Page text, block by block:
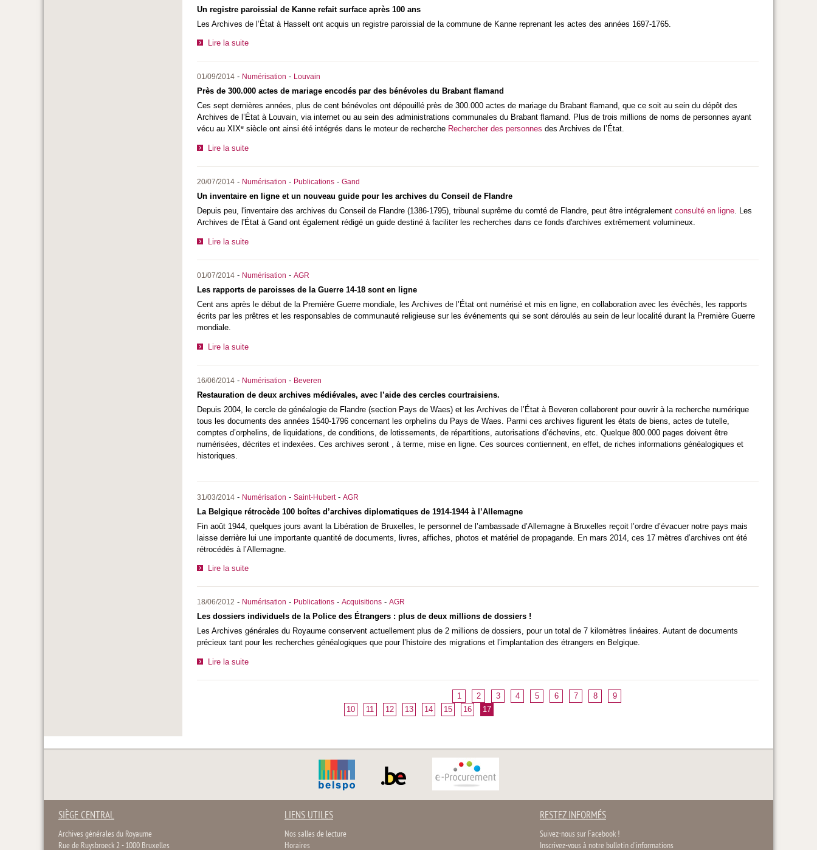
Un registre paroissial de Kanne refait surface après 100 ans
Les Archives de l’État à Hasselt ont acquis un registre paroissial de la commune de Kanne reprenant les actes des années 1697-1765.
Lire la suite
01/09/2014 - Numérisation - Louvain
Près de 300.000 actes de mariage encodés par des bénévoles du Brabant flamand
Ces sept dernières années, plus de cent bénévoles ont dépouillé près de 300.000 actes de mariage du Brabant flamand, que ce soit au sein du dépôt des
Archives de l’État à Louvain, via internet ou au sein des administrations communales du Brabant flamand. Plus de trois millions de noms de personnes ayant
vécu au XIXe siècle ont ainsi été intégrés dans le moteur de recherche Rechercher des personnes des Archives de l’État.
Lire la suite
20/07/2014 - Numérisation - Publications - Gand
Un inventaire en ligne et un nouveau guide pour les archives du Conseil de Flandre
Depuis peu, l'inventaire des archives du Conseil de Flandre (1386-1795), tribunal suprême du comté de Flandre, peut être intégralement consulté en ligne. Les
Archives de l'État à Gand ont également rédigé un guide destiné à faciliter les recherches dans ce fonds d'archives extrêmement volumineux.
Lire la suite
01/07/2014 - Numérisation - AGR
Les rapports de paroisses de la Guerre 14-18 sont en ligne
Cent ans après le début de la Première Guerre mondiale, les Archives de l’État ont numérisé et mis en ligne, en collaboration avec les évêchés, les rapports
écrits par les prêtres et les responsables de communauté religieuse sur les événements qui se sont déroulés au sein de leur localité durant la Première Guerre
mondiale.
Lire la suite
16/06/2014 - Numérisation - Beveren
Restauration de deux archives médiévales, avec l’aide des cercles courtraisiens.
Depuis 2004, le cercle de généalogie de Flandre (section Pays de Waes) et les Archives de l’État à Beveren collaborent pour ouvrir à la recherche numérique
tous les documents des années 1540-1796 concernant les orphelins du Pays de Waes. Parmi ces archives figurent les états de biens, actes de tutelle,
comptes d’orphelins, de liquidations, de conditions, de lotissements, de répartitions, autorisations d’échevins, etc. Quelque 800.000 pages doivent être
numérisées, décrites et indexées. Ces archives seront , à terme, mise en ligne. Ces sources contiennent, en effet, de riches informations généalogiques et
historiques.
31/03/2014 - Numérisation - Saint-Hubert- AGR
La Belgique rétrocède 100 boîtes d’archives diplomatiques de 1914-1944 à l’Allemagne
Fin août 1944, quelques jours avant la Libération de Bruxelles, le personnel de l’ambassade d’Allemagne à Bruxelles reçoit l’ordre d’évacuer notre pays mais
laisse derrière lui une importante quantité de documents, livres, affiches, photos et matériel de propagande. En mars 2014, ces 17 mètres d’archives ont été
rétrocédés à l’Allemagne.
Lire la suite
18/06/2012 - Numérisation - Publications - Acquisitions - AGR
Les dossiers individuels de la Police des Étrangers : plus de deux millions de dossiers !
Les Archives générales du Royaume conservent actuellement plus de 2 millions de dossiers, pour un total de 7 kilomètres linéaires. Autant de documents
précieux tant pour les recherches généalogiques que pour l’histoire des migrations et l’implantation des étrangers en Belgique.
Lire la suite
1 2 3 4 5 6 7 8
9
10
11 12 13 14 15 16 17
SIÈGE CENTRAL
Archives générales du Royaume
Rue de Ruysbroeck 2 - 1000 Bruxelles
LIENS UTILES
Nos salles de lecture
Horaires
RESTEZ INFORMÉS
Suivez-nous sur Facebook !
Inscrivez-vous à notre bulletin d'informations